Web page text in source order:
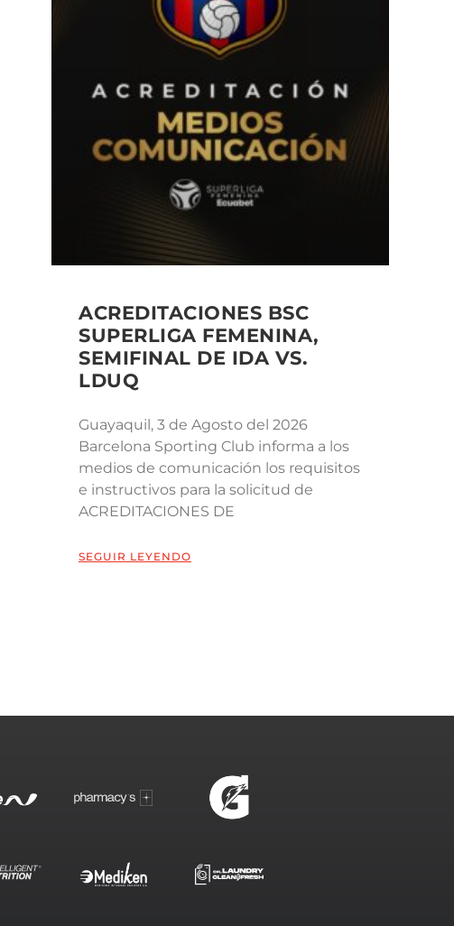
ACREDITACIONES BSC
SUPERLIGA FEMENINA,
SEMIFINAL DE IDA VS.
LDUQ
Guayaquil, 3 de Agosto del 2026
Barcelona Sporting Club informa a los
medios de comunicación los requisitos
e instructivos para la solicitud de
ACREDITACIONES DE
SEGUIR LEYENDO